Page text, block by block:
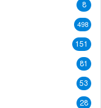
8
498
151
81
53
28